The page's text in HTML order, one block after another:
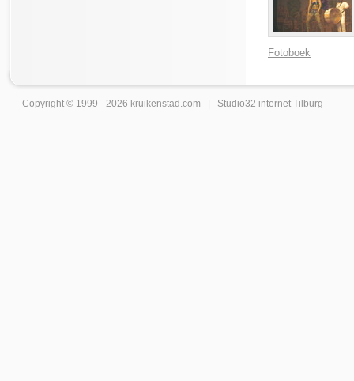
Fotoboek
Copyright © 1999 - 2026 kruikenstad .com | Studio32 internet Tilburg